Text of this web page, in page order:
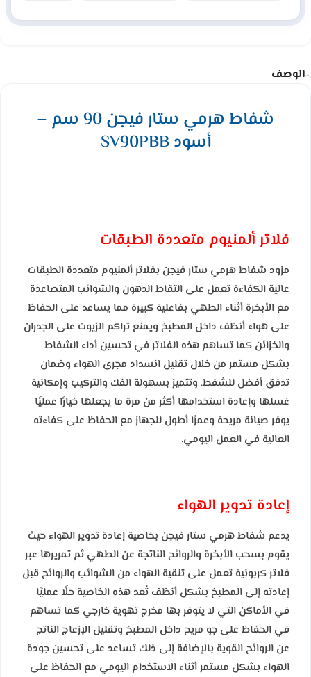
الوصف
شفاط هرمي ﺳﺘﺎر ﻓﯿﺠﻦ 90 ﺳﻢ –
أﺳﻮد SV90PBB
فلاتر ألمنيوم متعددة الطبقات
مزود شفاط هرمي ستار فيجن بفلاتر ألمنيوم متعددة الطبقات
عالية الكفاءة تعمل على التقاط الدهون والشوائب المتصاعدة
مع الأبخرة أثناء الطهي بفاعلية كبيرة مما يساعد على الحفاظ
على هواء أنظف داخل المطبخ ويمنع تراكم الزيوت على الجدران
والخزائن كما تساهم هذه الفلاتر في تحسين أداء الشفاط
بشكل مستمر من خلال تقليل انسداد مجرى الهواء وضمان
تدفق أفضل للشفط. وتتميز بسهولة الفك والتركيب وإمكانية
غسلها وإعادة استخدامها أكثر من مرة ما يجعلها خيارًا عمليًا
يوفر صيانة مريحة وعمرًا أطول للجهاز مع الحفاظ على كفاءته
العالية في العمل اليومي.
إعادة تدوير الهواء
يدعم شفاط هرمي ستار فيجن بخاصية إعادة تدوير الهواء حيث
يقوم بسحب الأبخرة والروائح الناتجة عن الطهي ثم تمريرها عبر
فلاتر كربونية تعمل على تنقية الهواء من الشوائب والروائح قبل
إعادته إلى المطبخ بشكل أنظف تُعد هذه الخاصية حلًا عمليًا
في الأماكن التي لا يتوفر بها مخرج تهوية خارجي كما تساهم
في الحفاظ على جو مريح داخل المطبخ وتقليل الإزعاج الناتج
عن الروائح القوية بالإضافة إلى ذلك تساعد على تحسين جودة
الهواء بشكل مستمر أثناء الاستخدام اليومي مع الحفاظ على